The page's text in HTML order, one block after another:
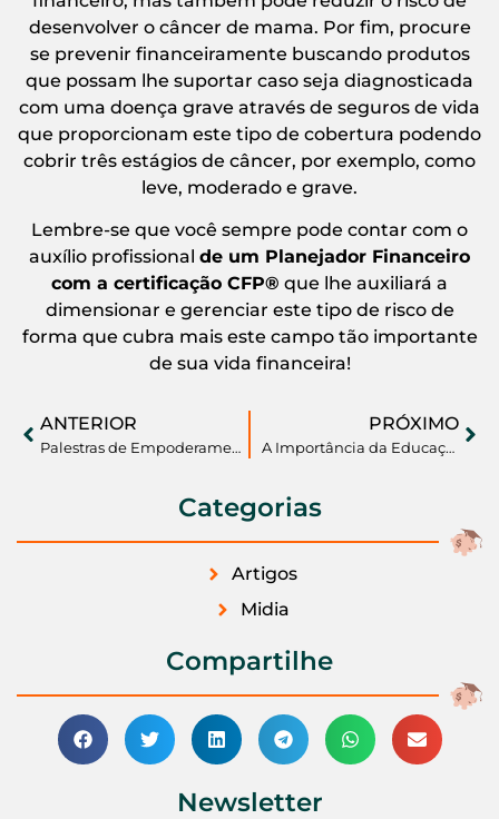
desenvolver o câncer de mama. Por fim, procure
se prevenir financeiramente buscando produtos
que possam lhe suportar caso seja diagnosticada
com uma doença grave através de seguros de vida
que proporcionam este tipo de cobertura podendo
cobrir três estágios de câncer, por exemplo, como
leve, moderado e grave.
Lembre-se que você sempre pode contar com o
auxílio profissional de um Planejador Financeiro
com a certificação CFP® que lhe auxiliará a
dimensionar e gerenciar este tipo de risco de
forma que cubra mais este campo tão importante
de sua vida financeira!
ANTERIOR
Palestras de Empoderamento Financeiro para Mulheres na ADP Brasil, São Paulo, SP
PRÓXIMO
A Importância da Educação Financeira no Fim de Ano: Benefícios para Colaboradores e Empresas
Categorias
Artigos
Midia
Compartilhe
Newsletter